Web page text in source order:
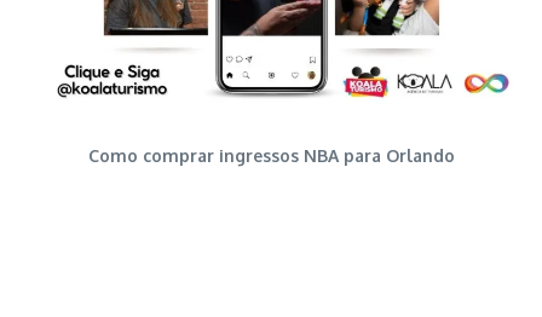
Como comprar ingressos NBA para Orlando